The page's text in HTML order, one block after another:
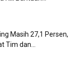
Masih 27,1 Persen,
Tim dan...